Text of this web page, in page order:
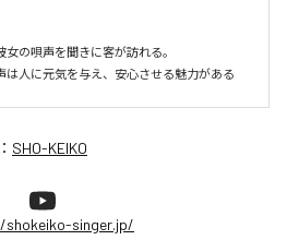
の唄声を聞きに客が訪れる。
は人に元気を与え、安心させる魅力がある
SHO-KEIKO
singer.jp/